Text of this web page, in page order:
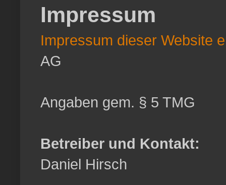
Impressum
Impressum dieser Website
AG
Angaben gem. § 5 TMG
Betreiber und Kontakt:
Daniel Hirsch